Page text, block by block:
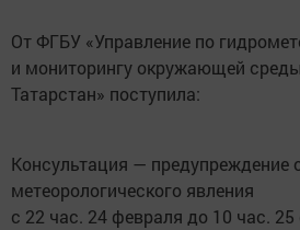
От ФГБУ «Управление по
и мониторингу окружающей
Татарстан» поступила:
Консультация — предупреждение
метеорологического явления
с 22 час. 24 февраля до 10 час.